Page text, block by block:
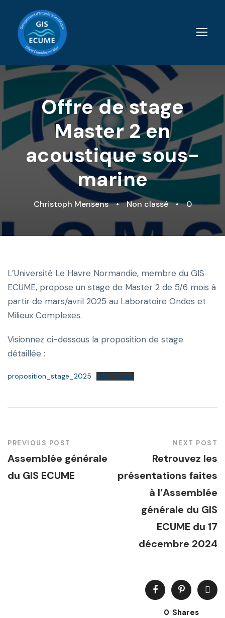
Offre de stage
Master 2 en
acoustique sous-
marine
Christoph Mensens • Non classé • 0
L’Université Le Havre Normandie, membre du GIS
ECUME, propose un stage de Master 2 de 5/6 mois à
partir de mars/avril 2025 au Laboratoire Ondes et
Milieux Complexes.
Visionnez ci-dessous la proposition de stage
détaillée :
proposition_stage_2025 Télécharger
PREVIOUS POST
Assemblée générale
du GIS ECUME
NEXT POST
Retrouvez les
présentations faites
à l’Assemblée
générale du GIS
ECUME du 17
décembre 2024
0 Shares